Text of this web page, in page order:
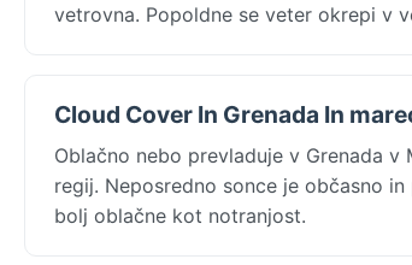
vetrovna. Popoldne se veter okrepi v
Cloud Cover In Grenada In
Oblačno nebo prevladuje v Grenada
regij. Neposredno sonce je občasno
bolj oblačne kot notranjost.